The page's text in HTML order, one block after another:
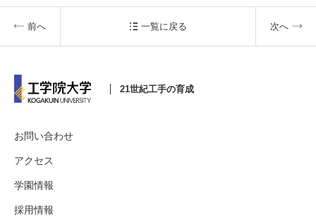
前へ 一覧に戻る 次へ
21世紀工手の育成
お問い合わせ
アクセス
学園情報
採用情報